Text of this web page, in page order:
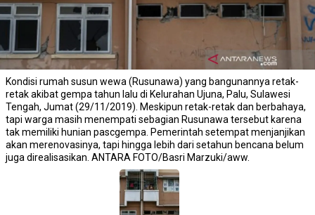
Kondisi rumah susun wewa (Rusunawa) yang bangunannya retak-
retak akibat gempa tahun lalu di Kelurahan Ujuna, Palu, Sulawesi
Tengah, Jumat (29/11/2019). Meskipun retak-retak dan berbahaya,
tapi warga masih menempati sebagian Rusunawa tersebut karena
tak memiliki hunian pascgempa. Pemerintah setempat menjanjikan
akan merenovasinya, tapi hingga lebih dari setahun bencana belum
juga direalisasikan. ANTARA FOTO/Basri Marzuki/aww.